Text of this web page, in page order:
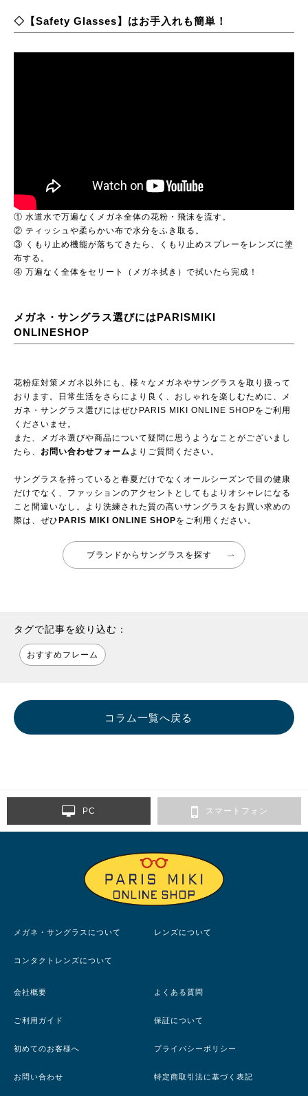
◇【Safety Glasses】はお手入れも簡単！
① 水道水で万遍なくメガネ全体の花粉・飛沫を流す。
② ティッシュや柔らかい布で水分をふき取る。
③ くもり止め機能が落ちてきたら、くもり止めスプレーをレンズに塗
布する。
④ 万遍なく全体をセリート（メガネ拭き）で拭いたら完成！
メガネ・サングラス選びにはPARISMIKI
ONLINESHOP
花粉症対策メガネ以外にも、様々なメガネやサングラスを取り扱って
おります。日常生活をさらにより良く、おしゃれを楽しむために、メ
ガネ・サングラス選びにはぜひ PARIS MIKI ONLINE SHOPをご利用
くださいませ。
また、メガネ選びや商品について疑問に思うようなことがございまし
たら、 お問い合わせフォームよりご質問ください。
サングラスを持っていると春夏だけでなくオールシーズンで目の健康
だけでなく、ファッションのアクセントとしてもよりオシャレになる
こと間違いなし。より洗練された質の高いサングラスをお買い求めの
際は、ぜひ PARIS MIKI ONLINE SHOPをご利用ください。
ブランドからサングラスを探す
タグで記事を絞り込む：
おすすめフレーム
コラム一覧へ戻る
PC スマートフォン
メガネ・サングラスについて レンズについて
コンタクトレンズについて
会社概要 よくある質問
ご利用ガイド 保証について
初めてのお客様へ プライバシーポリシー
お問い合わせ 特定商取引法に基づく表記